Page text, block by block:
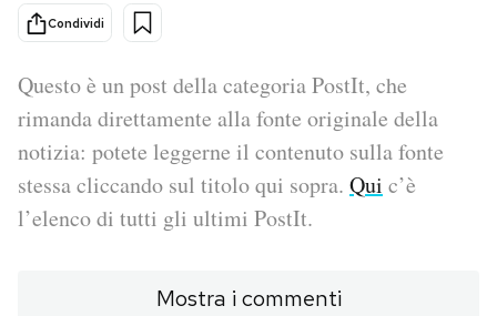
Tecnologia
Internet
Scienza
Cultura
Media
Europa
Condividi
Questo è un post della categoria PostIt, che
rimanda direttamente alla fonte originale della
notizia: potete leggerne il contenuto sulla fonte
stessa cliccando sul titolo qui sopra. Qui c’è
l’elenco di tutti gli ultimi PostIt.
Mostra i commenti